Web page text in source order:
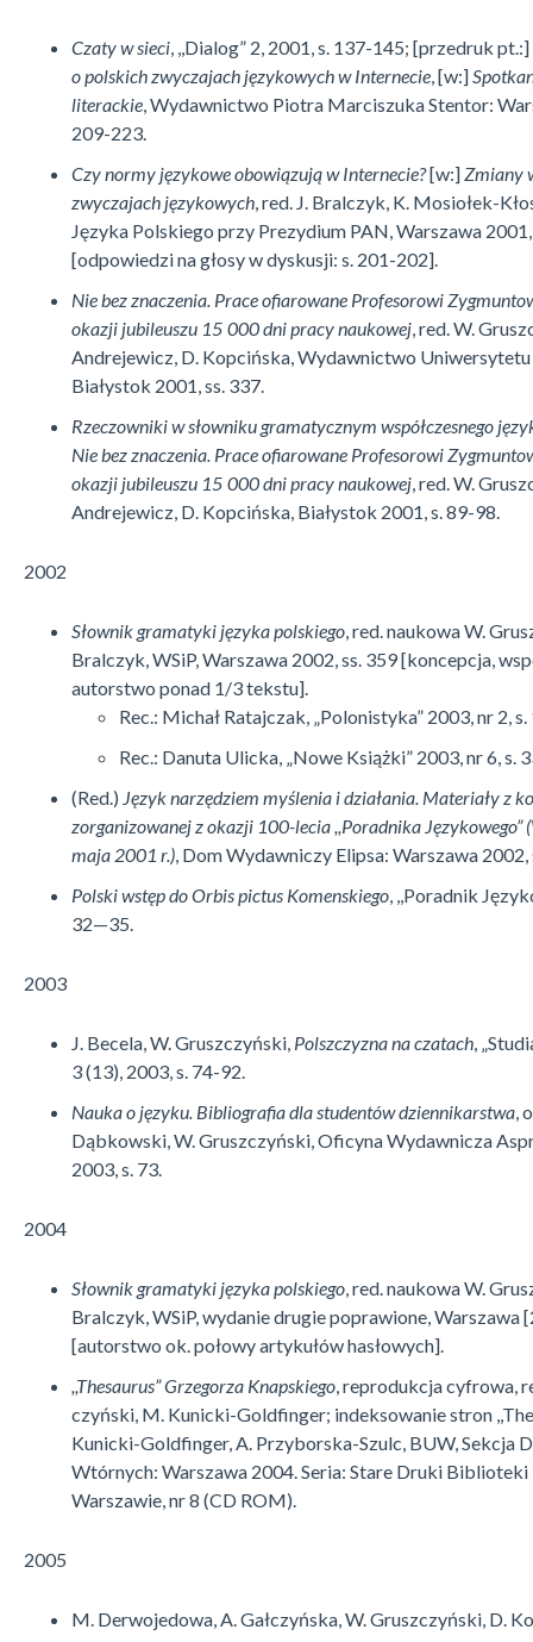
Czaty w sieci , ,,Dialog” 2, 2001, s. 137-145; [przedruk pt.:]
o polskich zwyczajach językowych w Internecie , [w:]
literackie , Wydawnictwo Piotra Marciszuka Stentor:
209-223.
Czy normy językowe obowiązują w Internecie?[w:] Zmiany
zwyczajach językowych , red. J. Bralczyk, K. Mosiołek-
Języka Polskiego przy Prezydium PAN, Warszawa
[odpowiedzi na głosy w dyskusji: s. 201-202].
Nie bez znaczenia. Prace ofiarowane Profesorowi
okazji jubileuszu 15 000 dni pracy naukowej , red. W.
Andrejewicz, D. Kopcińska, Wydawnictwo Uniwersytetu
Białystok 2001, ss. 337.
Rzeczowniki w słowniku gramatycznym współczesnego
Nie bez znaczenia. Prace ofiarowane Profesorowi
okazji jubileuszu 15 000 dni pracy naukowej , red. W.
Andrejewicz, D. Kopcińska, Białystok 2001, s. 89-98.
2002
Słownik gramatyki języka polskiego , red. naukowa W.
Bralczyk, WSiP, Warszawa 2002, ss. 359 [koncepcja,
autorstwo ponad 1/3 tekstu].
Rec.: Michał Ratajczak, „Polonistyka” 2003, nr 2,
Rec.: Danuta Ulicka, „Nowe Książki” 2003, nr 6, s.
(Red.) Język narzędziem myślenia i działania. Materiały z
zorganizowanej z okazji 100-lecia ,,Poradnika Językowego”
maja 2001 r.) , Dom Wydawniczy Elipsa: Warszawa 2002,
Polski wstęp do Orbis pictus Komenskiego , ,,Poradnik
32—35.
2003
J. Becela, W. Gruszczyński, Polszczyzna na czatach ,
3 (13), 2003, s. 74-92.
Nauka o języku. Bibliografia dla studentów dziennikarstwa ,
Dąbkowski, W. Gruszczyński, Oficyna Wydawnicza
2003, s. 73.
2004
Słownik gramatyki języka polskiego , red. naukowa W.
Bralczyk, WSiP, wy­da­nie drugie poprawione, Warszawa
[autorstwo ok. połowy artykułów hasłowych].
,,Thesaurus” Grzegorza Knapskiego , reprodukcja cyfrowa,
czyński, M. Kunicki-Goldfinger; indeksowanie stron
Kunicki-Gold­finger, A. Przyborska-Szulc, BUW, Sekcja
Wtórnych: Warszawa 2004. Seria: Stare Druki
Warszawie, nr 8 (CD ROM).
2005
M. Derwojedowa, A. Gałczyńska, W. Gruszczyński, D.